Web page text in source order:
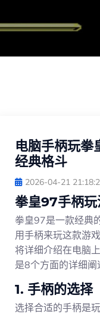
电脑手柄玩拳
经典格斗
2026-04-21
拳皇97手柄玩
拳皇97是一款经典
用手柄来玩这款游
将详细介绍在电脑
是8个方面的详细阐
1. 手柄的选择
选择合适的手柄是